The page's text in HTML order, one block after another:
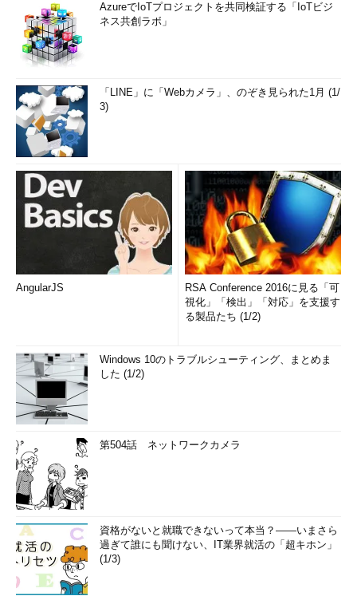
AzureでIoTプロジェクトを共同検証する「IoTビジ
ネス共創ラボ」
「LINE」に「Webカメラ」、のぞき見られた1月 (1/
3)
AngularJS
RSA Conference 2016に見る「可
視化」「検出」「対応」を支援す
る製品たち (1/2)
Windows 10のトラブルシューティング、まとめま
した (1/2)
第504話 ネットワークカメラ
資格がないと就職できないって本当？――いまさら
過ぎて誰にも聞けない、IT業界就活の「超キホン」
(1/3)